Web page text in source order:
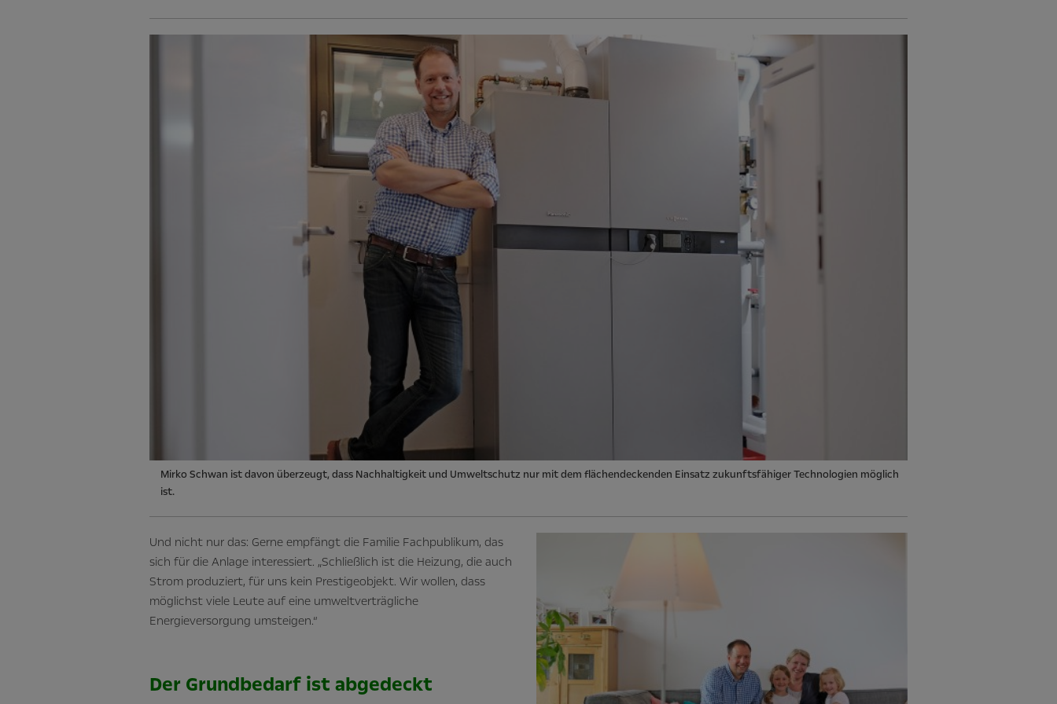
Mirko Schwan ist davon überzeugt, dass Nachhaltigkeit und Umweltschutz nur mit dem flächendeckenden Einsatz zukunftsfähiger Technologien möglich
ist.
Und nicht nur das: Gerne empfängt die Familie Fachpublikum, das
sich für die Anlage interessiert. „Schließlich ist die Heizung, die auch
Strom produziert, für uns kein Prestigeobjekt. Wir wollen, dass
möglichst viele Leute auf eine umweltverträgliche
Energieversorgung umsteigen.“
Der Grundbedarf ist abgedeckt